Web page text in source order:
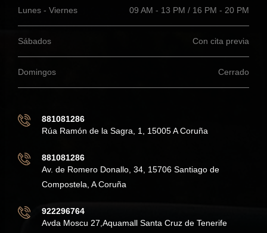
Lunes - Viernes 09 AM - 13 PM / 16 PM - 20 PM
Sábados Con cita previa
Domingos Cerrado
881081286
Rúa Ramón de la Sagra, 1, 15005 A Coruña
881081286
Av. de Romero Donallo, 34, 15706 Santiago de
Compostela, A Coruña
922296764
Avda Moscu 27,Aquamall Santa Cruz de Tenerife